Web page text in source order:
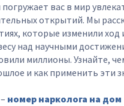
вас в мир
открытий. Мы
которые изменили ход
над научными
миллионы. Узнайте,
и как применить эти
номер нарколога на дом